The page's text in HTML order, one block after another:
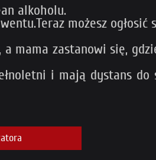
alkoholu.
możesz ogłosić
mama zastanowi się,
i mają dystans